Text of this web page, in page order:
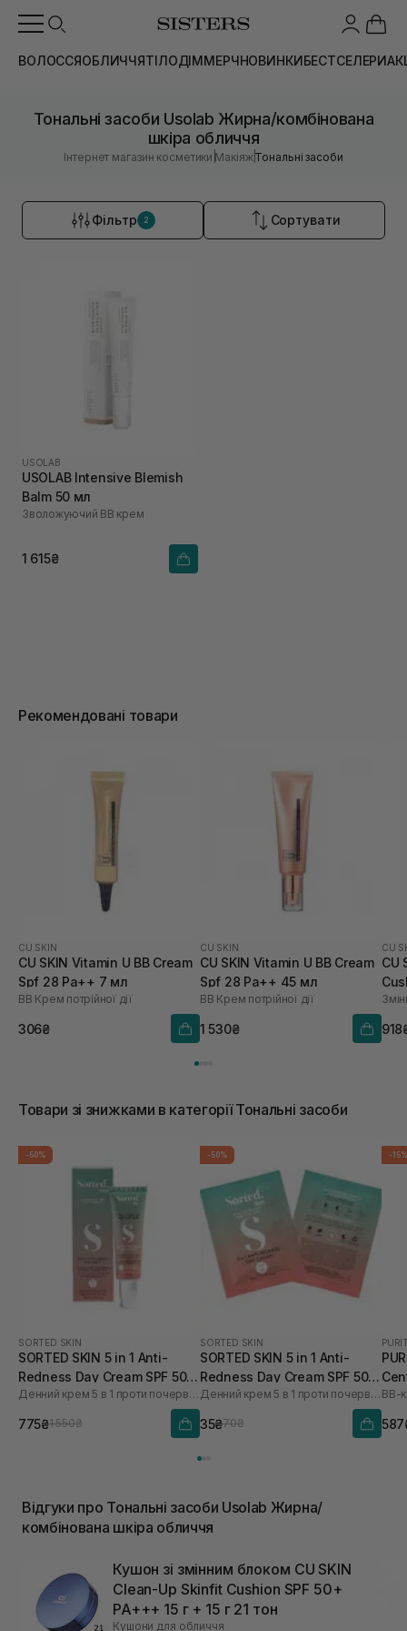
ВОЛОССЯОБЛИЧЧЯТІЛОДІММЕРЧНОВИНКИБЕСТСЕЛЕРИ
Тональні засоби Usolab Жирна/комбінована
шкіра обличчя
Інтернет магазин косметики |Макіяж|Тональні засоби
Фільтр 2 Сортувати
USOLAB
USOLAB Intensive Blemish
Balm 50 мл
Зволожуючий ВВ крем
1 615₴
Рекомендовані товари
CU SKIN
CU SKIN Vitamin U BB Cream
Spf 28 Pa++ 7 мл
BB Крем потрійної дії
306₴
CU SKIN
CU SKIN Vitamin U BB Cream
Spf 28 Pa++ 45 мл
BB Крем потрійної дії
1 530₴
CU
CU
21
Товари зі знижками в категорії Тональні засоби
-50%
SORTED SKIN
SORTED SKIN 5 in 1 Anti-
Redness Day Cream SPF 50
30 мл
Денний крем 5 в 1 проти почервоніння
775₴1 550₴
-50%
SORTED SKIN
SORTED SKIN 5 in 1 Anti-
Redness Day Cream SPF 50 2
мл
Денний крем 5 в 1 проти почервоніння
35₴70₴
-
ВВ-
Відгуки про Тональні засоби Usolab Жирна/
комбінована шкіра обличчя
Кушон зі змінним блоком CU SKIN
Clean-Up Skinfit Cushion SPF 50+
PA+++ 15 г + 15 г 21 тон
Кушони для обличчя